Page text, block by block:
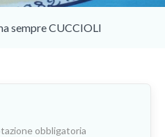
sempre CUCCIOLI
obbligatoria